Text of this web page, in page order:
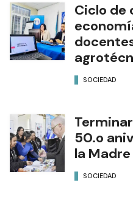
Ciclo de
SOCIEDAD
50.o
la
SOCIEDAD